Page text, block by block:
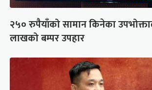
२५० रुपैयाँको सामान किनेका
लाखको बम्पर उपहार